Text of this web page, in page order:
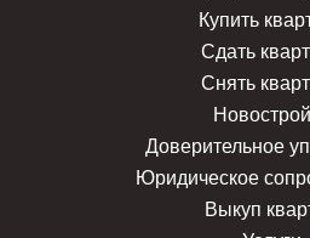
Купить
Сдать
Снять
Доверительное
Юридическое
Выкуп